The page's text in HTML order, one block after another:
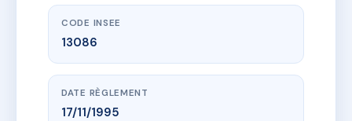
CODE INSEE
13086
DATE RÈGLEMENT
17/11/1995